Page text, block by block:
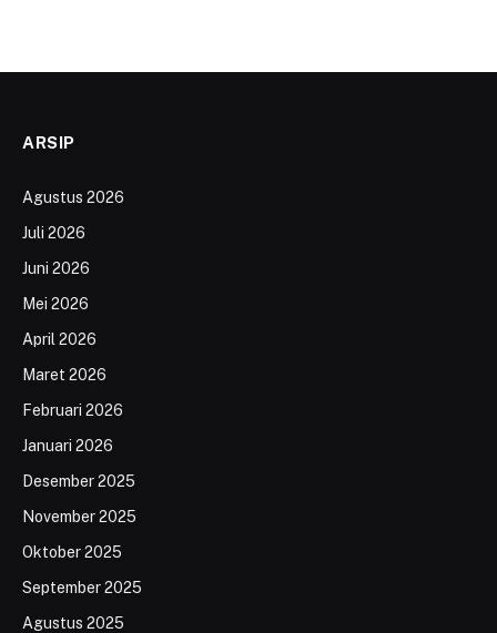
ARSIP
Agustus 2026
Juli 2026
Juni 2026
Mei 2026
April 2026
Maret 2026
Februari 2026
Januari 2026
Desember 2025
November 2025
Oktober 2025
September 2025
Agustus 2025